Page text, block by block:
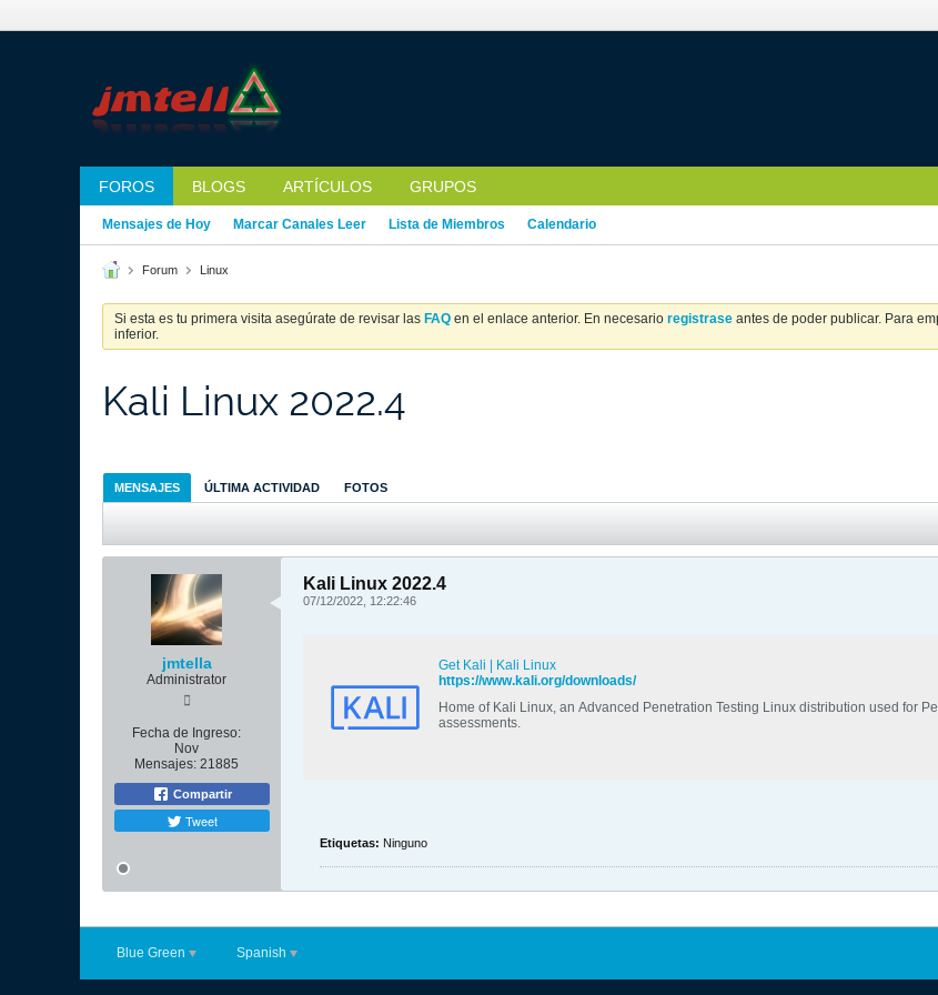
FOROS BLOGS ARTÍCULOS GRUPOS
Mensajes de Hoy Marcar Canales Leer Lista de Miembros Calendario
Forum Linux
Si esta es tu primera visita asegúrate de revisar las FAQ en el enlace anterior. En necesario registrase antes de poder publicar. Para
inferior.
Kali Linux 2022.4
MENSAJES ÚLTIMA ACTIVIDAD FOTOS
jmtella
Administrator
Fecha de Ingreso:
Nov
Mensajes: 21885
Compartir
Tweet
Kali Linux 2022.4
07/12/2022, 12:22:46
Get Kali | Kali Linux
https://www.kali.org/downloads/
Home of Kali Linux, an Advanced Penetration Testing Linux distribution used for
assessments.
Etiquetas: Ninguno
Blue Green Spanish